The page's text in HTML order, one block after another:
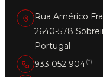
Rua Américo
2640-578
Portugal
933 052 904(*)